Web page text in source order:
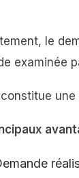
le
examinée
constitue